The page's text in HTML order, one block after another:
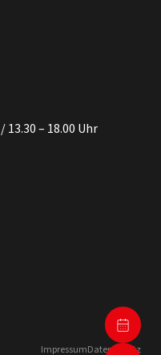
13.30 – 18.00 Uhr
ImpressumDatenschutz